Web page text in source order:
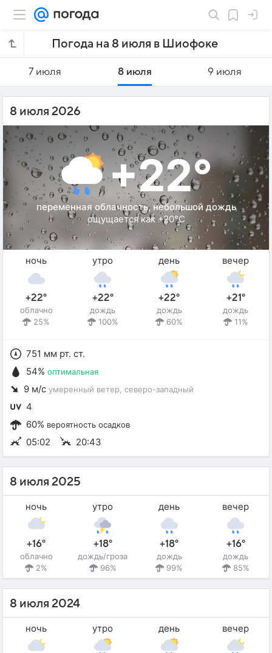
Погода на 8 июля в Шиофоке
7 июля 8 июля 9 июля
8 июля 2026
+22°
переменная облачность, небольшой дождь
ощущается как +20°C
ночь
+22°
облачно
25%
утро
+22°
дождь
100%
день
+22°
дождь
60%
вечер
+21°
дождь
11%
751 мм рт. ст.
54% оптимальная
9 м/с умеренный ветер , северо-западный
4
60% вероятность осадков
05:02 20:43
8 июля 2025
ночь
+16°
облачно
2%
утро
+18°
дождь/гроза
96%
день
+18°
дождь
99%
вечер
+16°
дождь
85%
8 июля 2024
ночь утро день вечер